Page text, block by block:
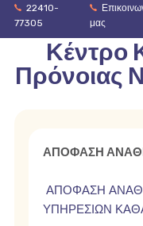
22410-
77305
μας
Κέντρο
Πρόνοιας
ΑΠΟΦΑΣΗ
ΑΠΟΦΑΣΗ
ΥΠΗΡΕΣΙΩΝ